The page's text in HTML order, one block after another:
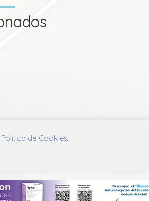
Política de Cookies.